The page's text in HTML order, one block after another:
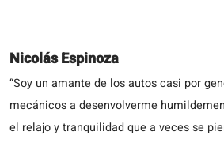
Nicolás Espinoza
“Soy un amante de los autos casi por
mecánicos a desenvolverme
el relajo y tranquilidad que a veces se